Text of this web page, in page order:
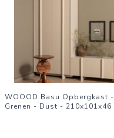
WOOOD Basu Opbergkast -
Grenen - Dust - 210x101x46